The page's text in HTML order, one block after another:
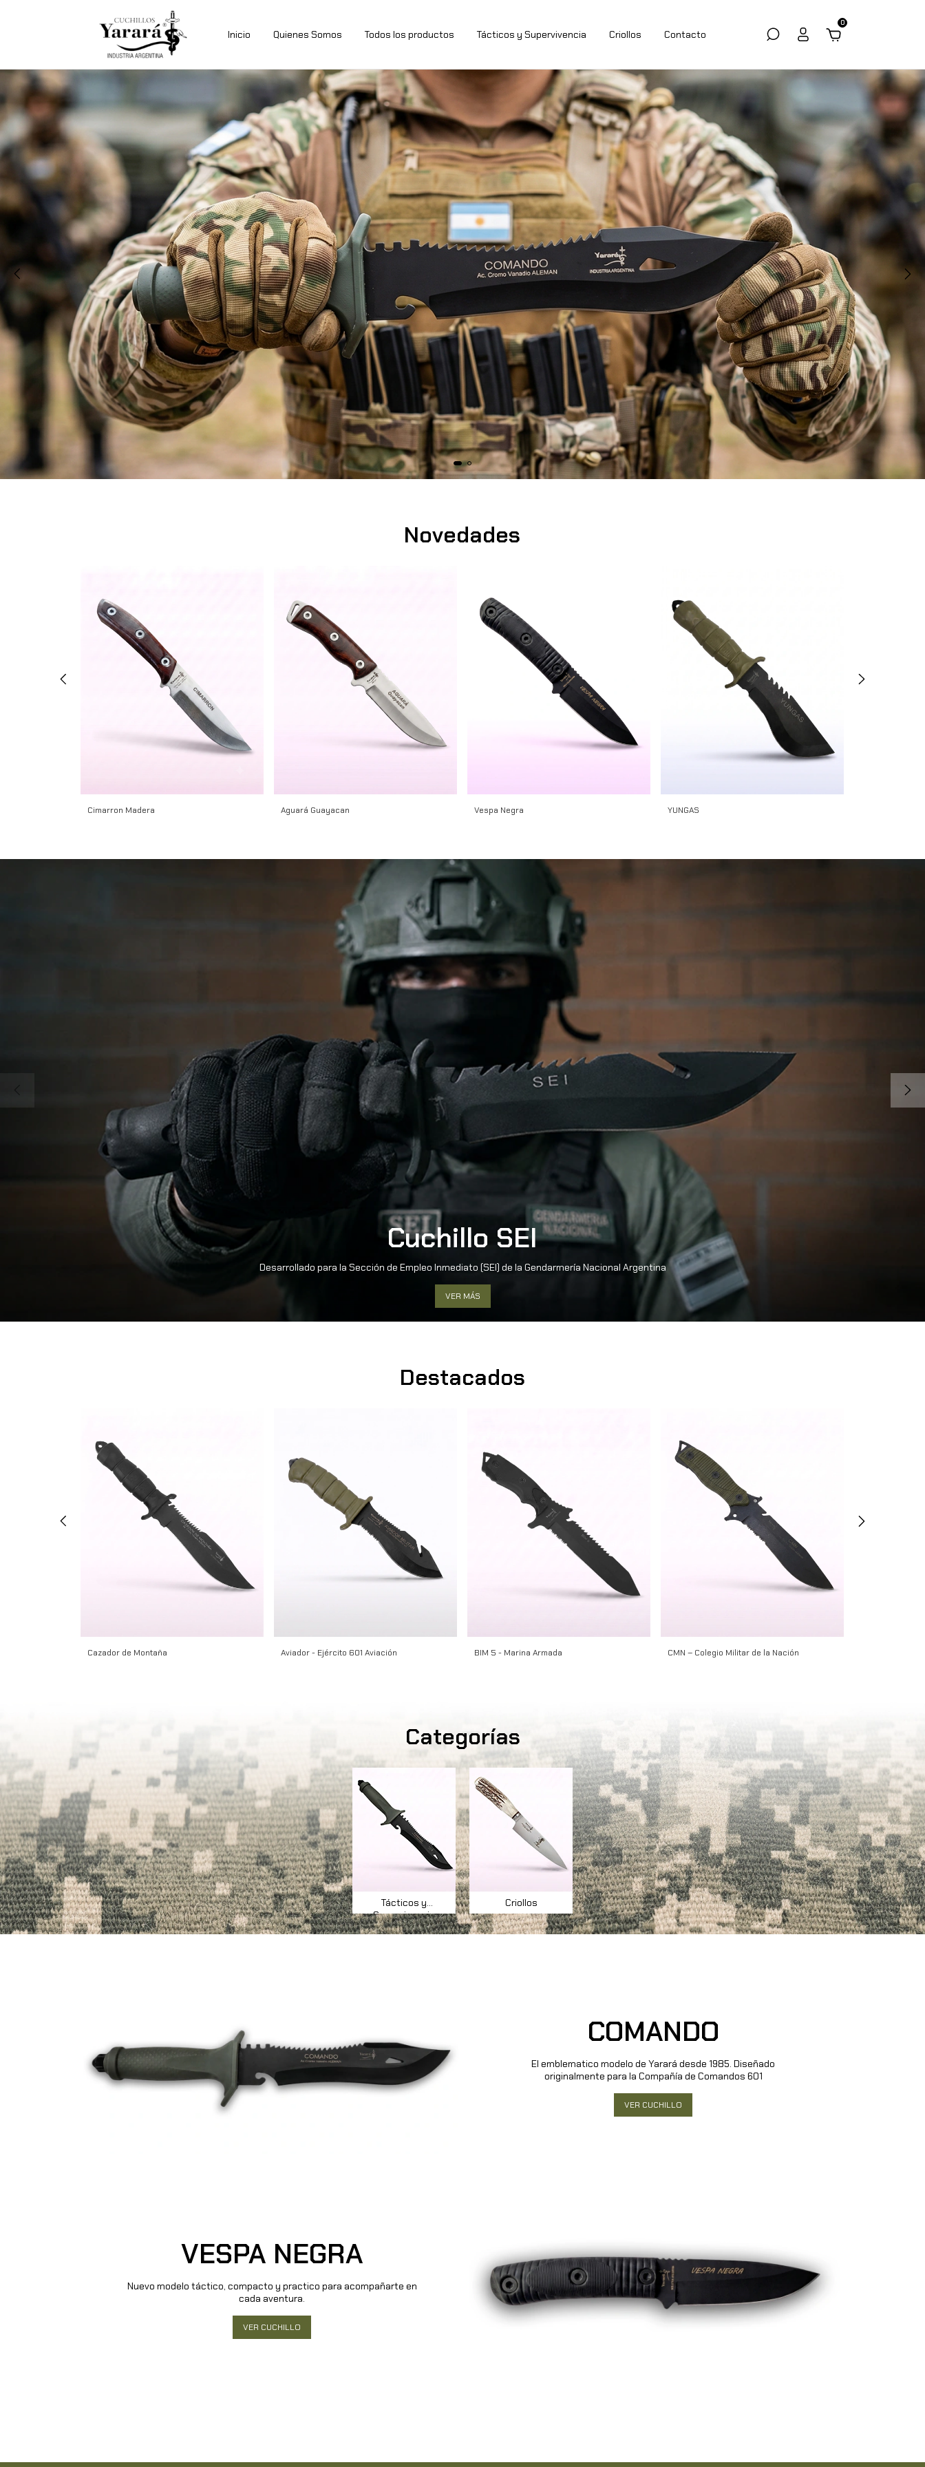
Inicio Quienes Somos Todos los productos Tácticos y Supervivencia Criollos Contacto
0
Novedades
Cimarron Madera Aguará Guayacan Vespa Negra YUNGAS
Cuchillo SEI
Desarrollado para la Sección de Empleo Inmediato (SEI) de la Gendarmería Nacional Argentina
VER MÁS
Destacados
Cazador de Montaña Aviador - Ejército 601 Aviación BIM 5 - Marina Armada CMN – Colegio Militar de la Nación
Categorías
Tácticos y
Supervivencia
Criollos
COMANDO
El emblematico modelo de Yarará desde 1985. Diseñado
originalmente para la Compañía de Comandos 601
VER CUCHILLO
VESPA NEGRA
Nuevo modelo táctico, compacto y practico para acompañarte en
cada aventura.
VER CUCHILLO